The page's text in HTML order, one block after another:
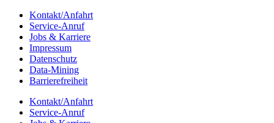
Kontakt/​​Anfahrt
Service-Anruf
Jobs & Karriere
Impres­sum
Daten­schutz
Data-Mining
Barrie­re­frei­heit
Kontakt/​​Anfahrt
Service-Anruf